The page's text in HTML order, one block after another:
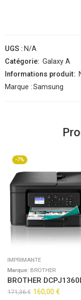
UGS : N/A
Catégorie: Galaxy A
Informations produit:
Marque :Samsung
-7%
IMPRIMANTE
Marque: BROTHER
BROTHER
171,36€ 160,00 €